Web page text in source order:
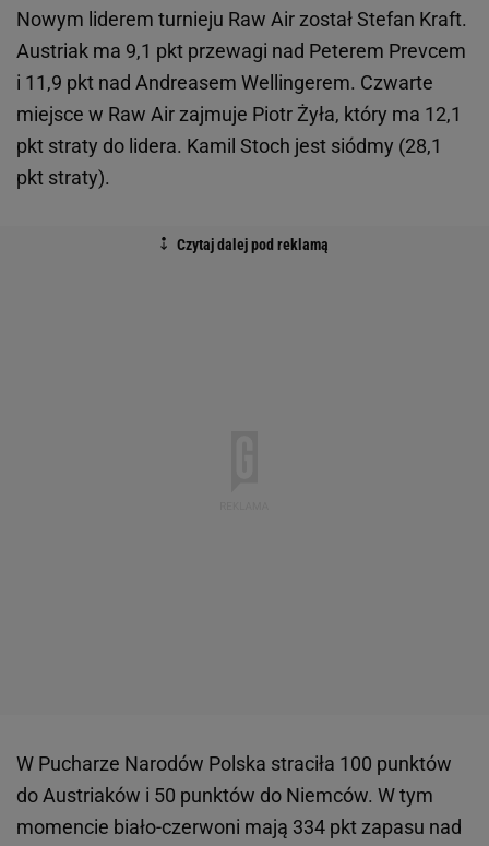
Nowym liderem turnieju Raw Air został Stefan Kraft.
Austriak ma 9,1 pkt przewagi nad Peterem Prevcem
i 11,9 pkt nad Andreasem Wellingerem. Czwarte
miejsce w Raw Air zajmuje Piotr Żyła, który ma 12,1
pkt straty do lidera. Kamil Stoch jest siódmy (28,1
pkt straty).
W Pucharze Narodów Polska straciła 100 punktów
do Austriaków i 50 punktów do Niemców. W tym
momencie biało-czerwoni mają 334 pkt zapasu nad